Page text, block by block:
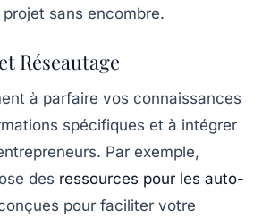
sans encombre.
Réseautage
à parfaire vos connaissances
spécifiques et à intégrer
. Par exemple,
des ressources pour les auto-
pour faciliter votre